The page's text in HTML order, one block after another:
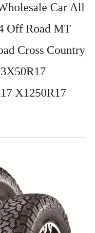
Car All
Off Road MT
Cross Country
X1250R17